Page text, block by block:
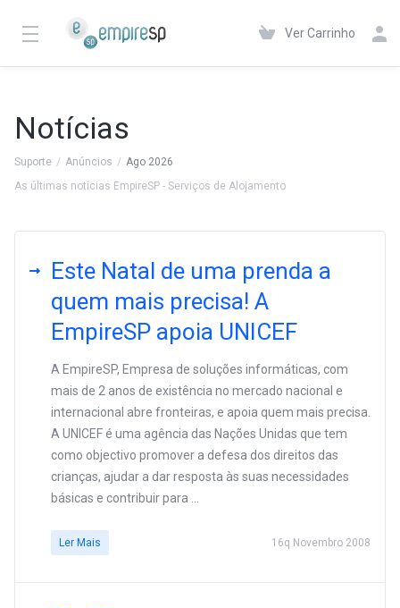
Ver Carrinho
Notícias
Suporte Anúncios
Ago 2026
As últimas notícias EmpireSP - Serviços de Alojamento
Este Natal de uma prenda a
quem mais precisa! A
EmpireSP apoia UNICEF
A EmpireSP, Empresa de soluções informáticas, com
mais de 2 anos de existência no mercado nacional e
internacional abre fronteiras, e apoia quem mais precisa.
A UNICEF é uma agência das Nações Unidas que tem
como objectivo promover a defesa dos direitos das
crianças, ajudar a dar resposta às suas necessidades
básicas e contribuir para ...
Ler Mais 16q Novembro 2008